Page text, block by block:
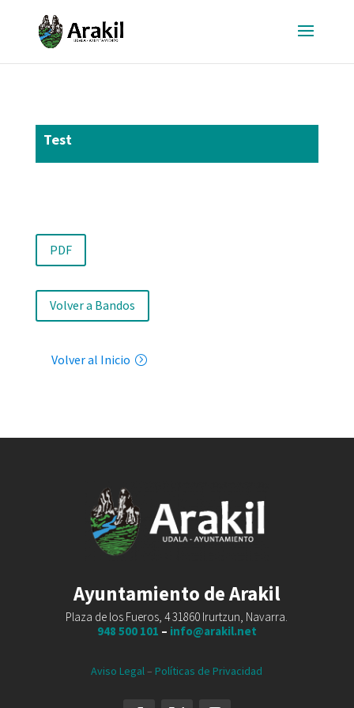
Test
PDF
Volver a Bandos
Volver al Inicio
Ayuntamiento de Arakil
Plaza de los Fueros, 4 31860 Irurtzun, Navarra.
948 500 101 – info@arakil.net
Aviso Legal– Políticas de Privacidad